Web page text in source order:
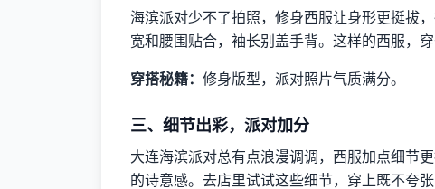
海滨派对少不了拍照，修身西服让身形更挺拔
宽和腰围贴合，袖长别盖手背。这样的西服，
穿搭秘籍： 修身版型，派对照片气质满分。
三、细节出彩，派对加分
大连海滨派对总有点浪漫调调，西服加点细节
的诗意感。去店里试试这些细节，穿上既不夸